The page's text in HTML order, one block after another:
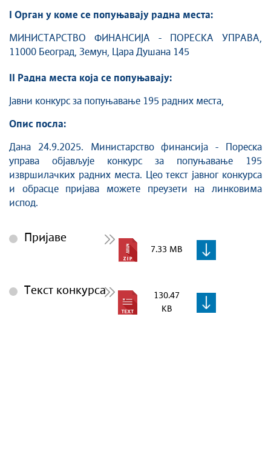
I Орган у коме се попуњавају радна места:
МИНИСТАРСТВО ФИНАНСИЈА - ПОРЕСКА УПРАВА,
11000 Београд, Земун, Цара Душана 145
II Радна места која се попуњавају:
Јавни конкурс за попуњавање 195 радних места,
Опис посла:
Дана 24.9.2025. Министарство финансија - Пореска
управа објављује конкурс за попуњавање 195
извршилачких радних места. Цео текст јавног конкурса
и обрасце пријава можете преузети на линковима
испод.
Пријаве
7.33 MB
Текст конкурса
130.47
KB